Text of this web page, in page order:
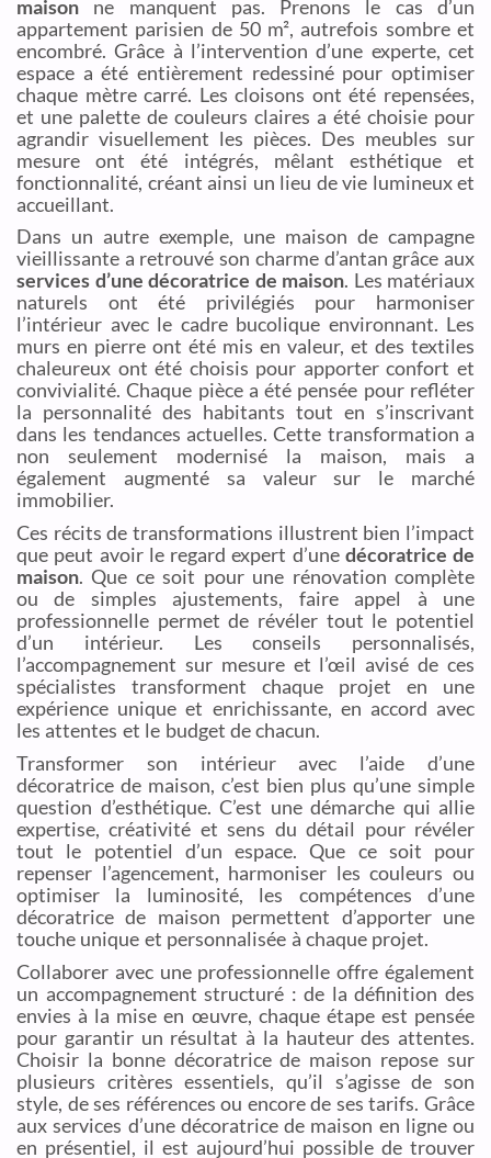
maison ne manquent pas. Prenons le cas d’un
appartement parisien de 50 m², autrefois sombre et
encombré. Grâce à l’intervention d’une experte, cet
espace a été entièrement redessiné pour optimiser
chaque mètre carré. Les cloisons ont été repensées,
et une palette de couleurs claires a été choisie pour
agrandir visuellement les pièces. Des meubles sur
mesure ont été intégrés, mêlant esthétique et
fonctionnalité, créant ainsi un lieu de vie lumineux et
accueillant.
Dans un autre exemple, une maison de campagne
vieillissante a retrouvé son charme d’antan grâce aux
services d’une décoratrice de maison. Les matériaux
naturels ont été privilégiés pour harmoniser
l’intérieur avec le cadre bucolique environnant. Les
murs en pierre ont été mis en valeur, et des textiles
chaleureux ont été choisis pour apporter confort et
convivialité. Chaque pièce a été pensée pour refléter
la personnalité des habitants tout en s’inscrivant
dans les tendances actuelles. Cette transformation a
non seulement modernisé la maison, mais a
également augmenté sa valeur sur le marché
immobilier.
Ces récits de transformations illustrent bien l’impact
que peut avoir le regard expert d’une décoratrice de
maison. Que ce soit pour une rénovation complète
ou de simples ajustements, faire appel à une
professionnelle permet de révéler tout le potentiel
d’un intérieur. Les conseils personnalisés,
l’accompagnement sur mesure et l’œil avisé de ces
spécialistes transforment chaque projet en une
expérience unique et enrichissante, en accord avec
les attentes et le budget de chacun.
Transformer son intérieur avec l’aide d’une
décoratrice de maison, c’est bien plus qu’une simple
question d’esthétique. C’est une démarche qui allie
expertise, créativité et sens du détail pour révéler
tout le potentiel d’un espace. Que ce soit pour
repenser l’agencement, harmoniser les couleurs ou
optimiser la luminosité, les compétences d’une
décoratrice de maison permettent d’apporter une
touche unique et personnalisée à chaque projet.
Collaborer avec une professionnelle offre également
un accompagnement structuré : de la définition des
envies à la mise en œuvre, chaque étape est pensée
pour garantir un résultat à la hauteur des attentes.
Choisir la bonne décoratrice de maison repose sur
plusieurs critères essentiels, qu’il s’agisse de son
style, de ses références ou encore de ses tarifs. Grâce
aux services d’une décoratrice de maison en ligne ou
en présentiel, il est aujourd’hui possible de trouver